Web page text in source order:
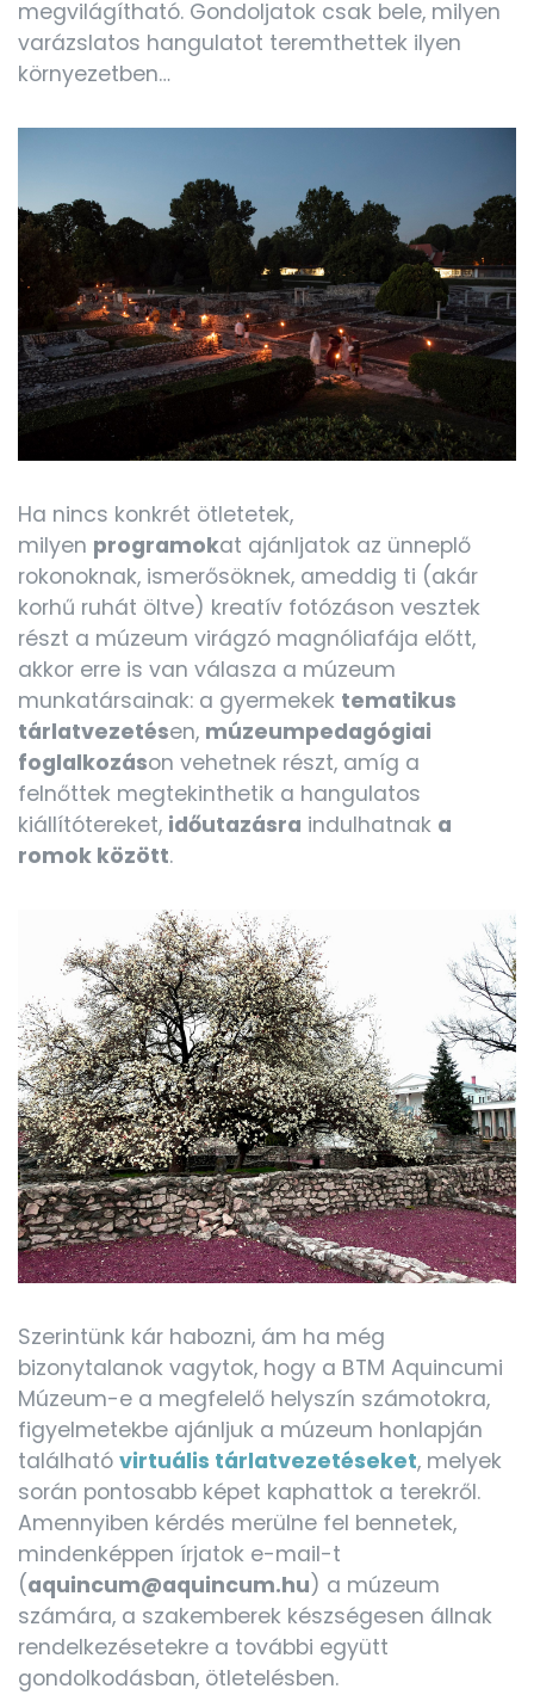
megvilágítható. Gondoljatok csak bele, milyen
varázslatos hangulatot teremthettek ilyen
környezetben…
Ha nincs konkrét ötletetek,
milyen programokat ajánljatok az ünneplő
rokonoknak, ismerősöknek, ameddig ti (akár
korhű ruhát öltve) kreatív fotózáson vesztek
részt a múzeum virágzó magnóliafája előtt,
akkor erre is van válasza a múzeum
munkatársainak: a gyermekek tematikus
tárlatvezetésen, múzeumpedagógiai
foglalkozáson vehetnek részt, amíg a
felnőttek megtekinthetik a hangulatos
kiállítótereket, időutazásra indulhatnak a
romok között.
Szerintünk kár habozni, ám ha még
bizonytalanok vagytok, hogy a BTM Aquincumi
Múzeum-e a megfelelő helyszín számotokra,
figyelmetekbe ajánljuk a múzeum honlapján
található virtuális tárlatvezetéseket, melyek
során pontosabb képet kaphattok a terekről.
Amennyiben kérdés merülne fel bennetek,
mindenképpen írjatok e-mail-t
(aquincum@aquincum.hu) a múzeum
számára, a szakemberek készségesen állnak
rendelkezésetekre a további együtt
gondolkodásban, ötletelésben.